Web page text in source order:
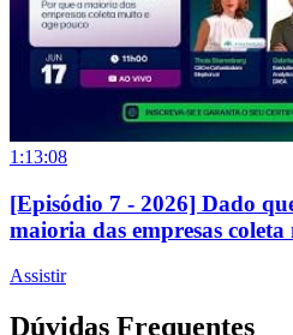
1:13:08
[Episódio 7 - 2026] Dado
maioria das empresas
Assistir
Dúvidas Frequentes